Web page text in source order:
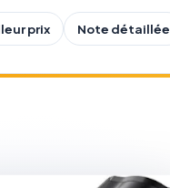
prix Note détaillée